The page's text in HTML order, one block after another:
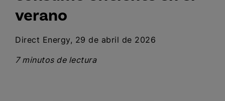
verano
Direct Energy, 29 de abril de 2026
7 minutos de lectura